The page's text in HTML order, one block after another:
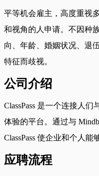
平等机会雇主，高度重视
和视角的人申请。不因种
向、年龄、婚姻状况、退
特征而歧视。
公司介绍
ClassPass 是一个连接人
体验的平台。通过与
ClassPass 使企业和个人能
应聘流程